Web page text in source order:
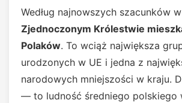
Według najnowszych szacunków w
Zjednoczonym Królestwie
Polaków. To wciąż największa
urodzonych w UE i jedna z
narodowych mniejszości w kraju.
— to ludność średniego polskiego